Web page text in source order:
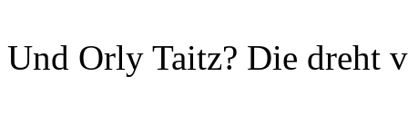
Und Orly Taitz? Die dreht